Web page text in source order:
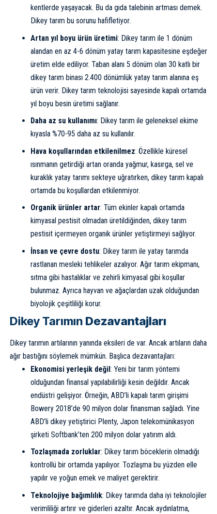
kentlerde yaşayacak. Bu da gıda talebinin artması demek.
Dikey tarım bu sorunu hafifletiyor.
Artan yıl boyu ürün üretimi: Dikey tarım ile 1 dönüm
alandan en az 4-6 dönüm yatay tarım kapasitesine eşdeğer
üretim elde ediliyor. Taban alanı 5 dönüm olan 30 katlı bir
dikey tarım binası 2.400 dönümlük yatay tarım alanına eş
ürün verir. Dikey tarım teknolojisi sayesinde kapalı ortamda
yıl boyu besin üretimi sağlanır.
Daha az su kullanımı: Dikey tarım ile geleneksel ekime
kıyasla %70-95 daha az su kullanılır.
Hava koşullarından etkilenilmez: Özellikle küresel
ısınmanın getirdiği artan oranda yağmur, kasırga, sel ve
kuraklık yatay tarımı sekteye uğratırken, dikey tarım kapalı
ortamda bu koşullardan etkilenmiyor.
Organik ürünler artar: Tüm ekinler kapalı ortamda
kimyasal pestisit olmadan üretildiğinden, dikey tarım
pestisit içermeyen organik ürünler yetiştirmeyi sağlıyor.
İnsan ve çevre dostu: Dikey tarım ile yatay tarımda
rastlanan mesleki tehlikeler azalıyor. Ağır tarım ekipmanı,
sıtma gibi hastalıklar ve zehirli kimyasal gibi koşullar
bulunmaz. Ayrıca hayvan ve ağaçlardan uzak olduğundan
biyolojik çeşitliliği korur.
Dikey Tarımın Dezavantajları
Dikey tarımın artılarının yanında eksileri de var. Ancak artıların daha
ağır bastığını söylemek mümkün. Başlıca dezavantajları:
Ekonomisi yerleşik değil: Yeni bir tarım yöntemi
olduğundan finansal yapılabilirliği kesin değildir. Ancak
endüstri gelişiyor. Örneğin, ABD’li kapalı tarım girişimi
Bowery 2018’de 90 milyon dolar finansman sağladı. Yine
ABD’li dikey yetiştirici Plenty, Japon telekomünikasyon
şirketi Softbank’ten 200 milyon dolar yatırım aldı.
Tozlaşmada zorluklar: Dikey tarım böceklerin olmadığı
kontrollü bir ortamda yapılıyor. Tozlaşma bu yüzden elle
yapılır ve yoğun emek ve maliyet gerektirir.
Teknolojiye bağımlılık: Dikey tarımda daha iyi teknolojiler
verimliliği artırır ve giderleri azaltır. Ancak aydınlatma,